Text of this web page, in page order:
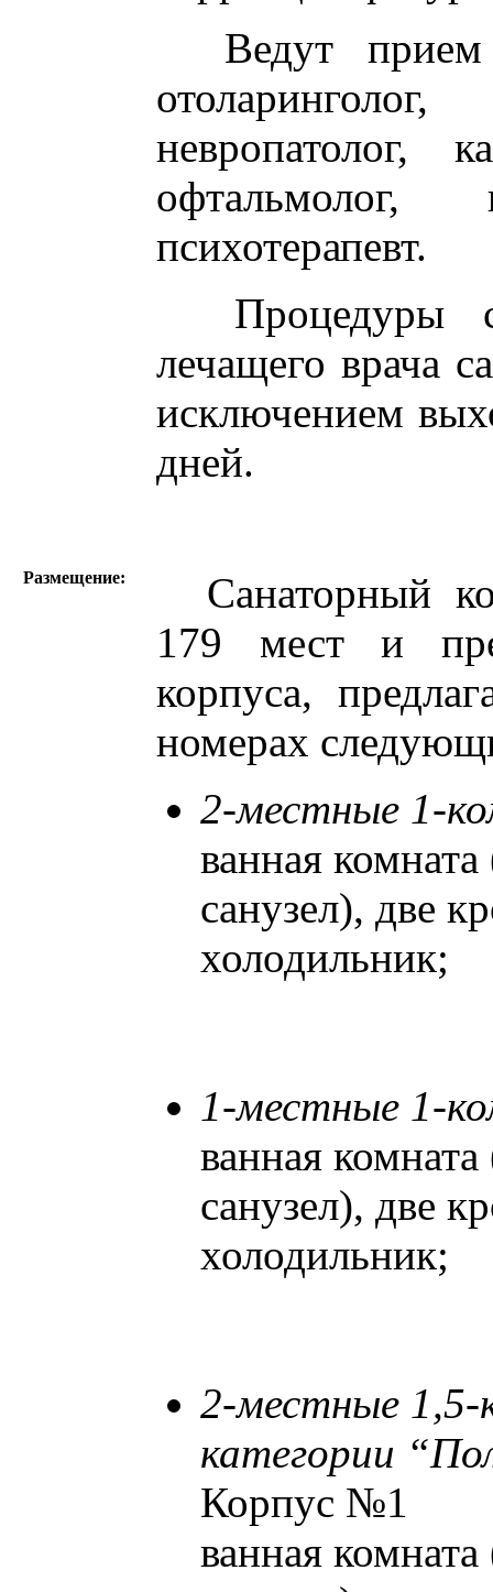
Ведут прием
невропатолог,
офтальмолог,
психотерапевт.
Процедуры
лечащего врача
исключением
дней.
Размещение:
Санаторный
179 мест и
корпуса,
номерах
2-местные 1-
ванная
санузел), две
холодильник;
1-местные 1-
ванная
санузел), две
холодильник;
2-местные
категории
Корпус №1
ванная